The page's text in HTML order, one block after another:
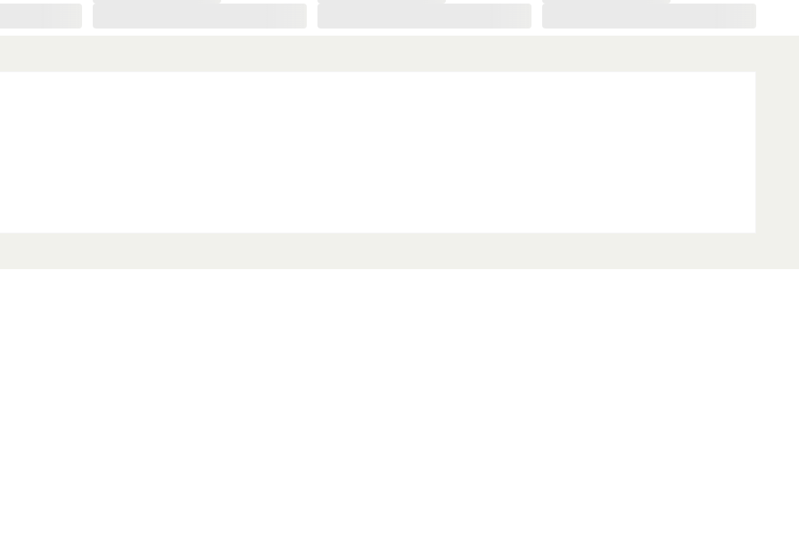
Saunasteine sind für alle Saunaöfen
werden:
(1,5 mm), siebenadriges Silikonkabel: vom Bio-